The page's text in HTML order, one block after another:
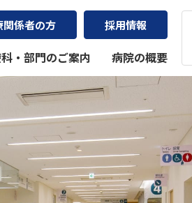
関係者の方 採用情報
・部門のご案内 病院の概要